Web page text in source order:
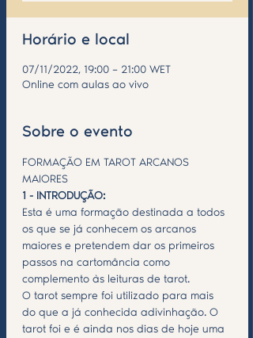
Horário e local
07/11/2022, 19:00 – 21:00 WET
Online com aulas ao vivo
Sobre o evento
FORMAÇÃO EM TAROT ARCANOS
MAIORES
1 - INTRODUÇÃO:
Esta é uma formação destinada a todos
os que se já conhecem os arcanos
maiores e pretendem dar os primeiros
passos na cartomância como
complemento às leituras de tarot.
O tarot sempre foi utilizado para mais
do que a já conhecida adivinhação. O
tarot foi e é ainda nos dias de hoje uma